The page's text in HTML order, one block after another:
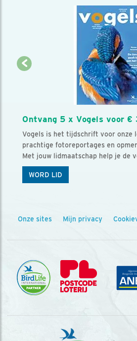
Ontvang 5 x Vogels voor
Vogels is het tijdschrift voor onze
prachtige fotoreportages en
Met jouw lidmaatschap help je de
WORD LID
Onze sites Mijn privacy